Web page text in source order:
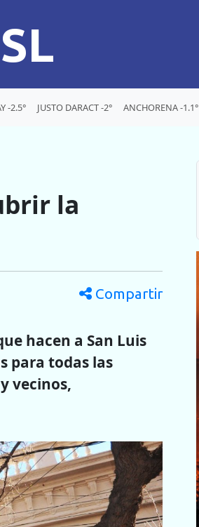
-2.5° JUSTO DARACT -2° ANCHORENA -1.1°
la
Compartir
hacen a San Luis
para todas las
vecinos,